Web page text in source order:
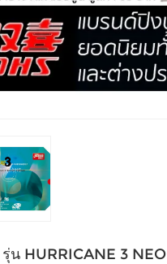
รุ่น HURRICANE 3 NEO